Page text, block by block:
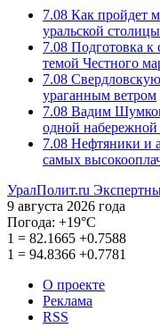
7.08 Как пройдет
уральской столицы
7.08 Подготовка к
темой Честного
7.08
ураганным ветром
7.08 Вадим Шумков
одной набережной
7.08 Нефтяники и
самых
УралПолит.ru
9 августа 2026 года
Погода: +19°С
1 = 82.1665 +0.7588
1 = 94.8366 +0.7781
О проекте
Реклама
RSS